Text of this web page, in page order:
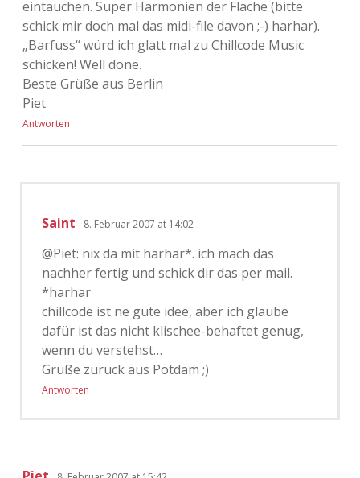
eintauchen. Super Harmonien der Fläche (bitte
schick mir doch mal das midi-file davon ;-) harhar).
„Barfuss“ würd ich glatt mal zu Chillcode Music
schicken! Well done.
Beste Grüße aus Berlin
Piet
Antworten
Saint 8. Februar 2007 at 14:02
@Piet: nix da mit harhar*. ich mach das
nachher fertig und schick dir das per mail.
*harhar
chillcode ist ne gute idee, aber ich glaube
dafür ist das nicht klischee-behaftet genug,
wenn du verstehst…
Grüße zurück aus Potdam ;)
Antworten